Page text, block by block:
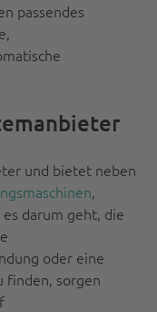
passendes
und bietet neben
,
darum geht, die
oder eine
finden, sorgen